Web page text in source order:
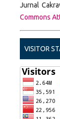
Jurnal
Commons
VISITOR